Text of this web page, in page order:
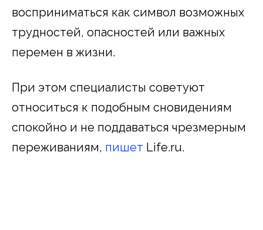
восприниматься как символ возможных
трудностей, опасностей или важных
перемен в жизни.
При этом специалисты советуют
относиться к подобным сновидениям
спокойно и не поддаваться чрезмерным
переживаниям, пишет Life.ru.